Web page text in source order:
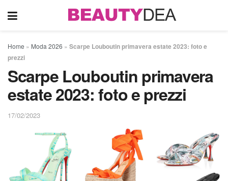
Home » Moda 2026 » Scarpe Louboutin primavera estate 2023: foto e
prezzi
Scarpe Louboutin primavera
estate 2023: foto e prezzi
17/02/2023